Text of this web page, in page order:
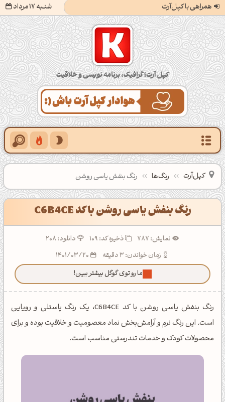
همراهی با کپل‌آرت شنبه 17 مرداد کپل‌آرت؛ گرافیک، برنامه‌نویسی و خلاقیت
کپل‌آرت رنگ‌ها رنگ بنفش یاسی روشن
رنگ بنفش یاسی روشن با کد C6B4CE
نمایش: 787 ذخیره کد:109
دانلود: 208
زمان خواندن: 3 دقیقه
ما رو توی گوگل بیشتر ببین!
رنگ بنفش یاسی روشن با کد C6B4CE، یک رنگ پاستلی و رویایی
است. این رنگ نرم و آرامش‌بخش نماد معصومیت و خلاقیت بوده و برای
محصولات کودک و خدمات تندرستی مناسب است.